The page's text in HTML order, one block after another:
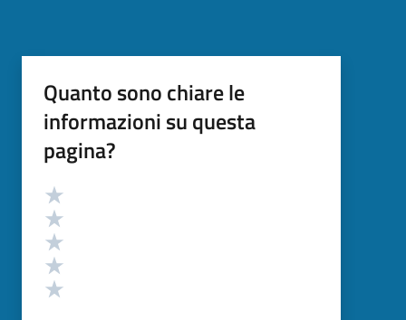
Quanto sono chiare le
informazioni su questa
pagina?
Valutazione